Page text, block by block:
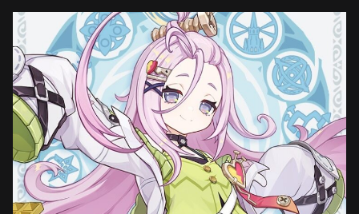
Crimson Desert
Zenless Zone Zero
Kingdom Come: Deliverance 2
Path of Exile 2
Билды Arknights: Endfield
Билды Wuthering Waves
Билды Cyberpunk 2077
Билды Path of Exile 2